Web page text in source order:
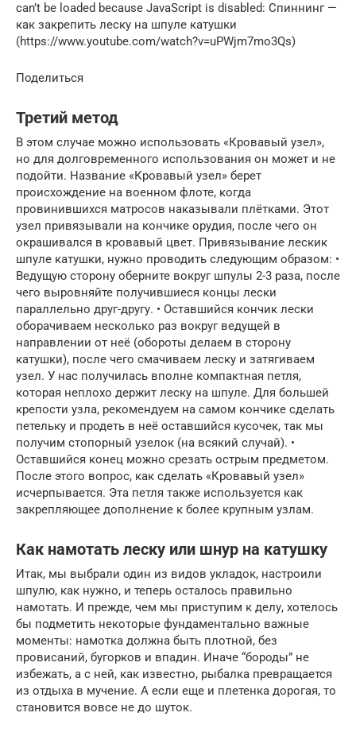
can’t be loaded because JavaScript is disabled: Спиннинг —
как закрепить леску на шпуле катушки
(https://www.youtube.com/watch?v=uPWjm7mo3Qs)
Поделиться
Третий метод
В этом случае можно использовать «Кровавый узел»,
но для долговременного использования он может и не
подойти. Название «Кровавый узел» берет
происхождение на военном флоте, когда
провинившихся матросов наказывали плётками. Этот
узел привязывали на кончике орудия, после чего он
окрашивался в кровавый цвет. Привязывание лескик
шпуле катушки, нужно проводить следующим образом: •
Ведущую сторону оберните вокруг шпулы 2-3 раза, после
чего выровняйте получившиеся концы лески
параллельно друг-другу. • Оставшийся кончик лески
оборачиваем несколько раз вокруг ведущей в
направлении от неё (обороты делаем в сторону
катушки), после чего смачиваем леску и затягиваем
узел. У нас получилась вполне компактная петля,
которая неплохо держит леску на шпуле. Для большей
крепости узла, рекомендуем на самом кончике сделать
петельку и продеть в неё оставшийся кусочек, так мы
получим стопорный узелок (на всякий случай). •
Оставшийся конец можно срезать острым предметом.
После этого вопрос, как сделать «Кровавый узел»
исчерпывается. Эта петля также используется как
закрепляющее дополнение к более крупным узлам.
Как намотать леску или шнур на катушку
Итак, мы выбрали один из видов укладок, настроили
шпулю, как нужно, и теперь осталось правильно
намотать. И прежде, чем мы приступим к делу, хотелось
бы подметить некоторые фундаментально важные
моменты: намотка должна быть плотной, без
провисаний, бугорков и впадин. Иначе “бороды” не
избежать, а с ней, как известно, рыбалка превращается
из отдыха в мучение. А если еще и плетенка дорогая, то
становится вовсе не до шуток.